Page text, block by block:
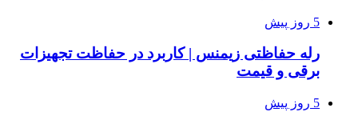
5 روز پیش
رله حفاظتی زیمنس | کاربرد در حفاظت تجهیزات
برقی و قیمت
5 روز پیش